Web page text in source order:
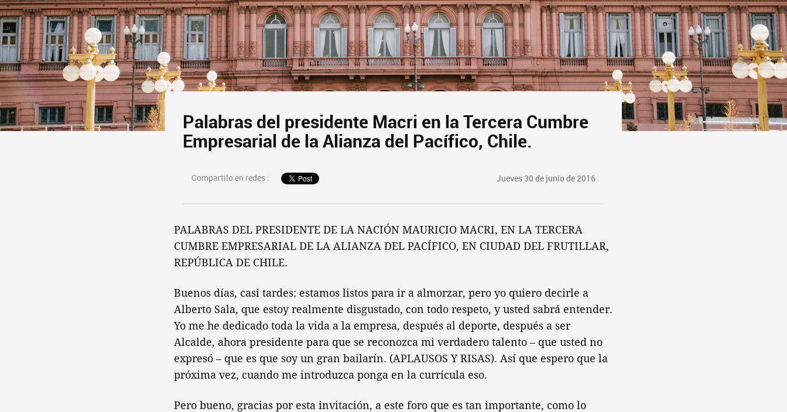
Palabras del presidente Macri en la Tercera Cumbre
Empresarial de la Alianza del Pacífico, Chile.
Compartilo en redes : Jueves 30 de junio de 2016
PALABRAS DEL PRESIDENTE DE LA NACIÓN MAURICIO MACRI, EN LA TERCERA
CUMBRE EMPRESARIAL DE LA ALIANZA DEL PACÍFICO, EN CIUDAD DEL FRUTILLAR,
REPÚBLICA DE CHILE.
Buenos días, casi tardes: estamos listos para ir a almorzar, pero yo quiero decirle a
Alberto Sala, que estoy realmente disgustado, con todo respeto, y usted sabrá entender.
Yo me he dedicado toda la vida a la empresa, después al deporte, después a ser
Alcalde, ahora presidente para que se reconozca mi verdadero talento – que usted no
expresó – que es que soy un gran bailarín. (APLAUSOS Y RISAS). Así que espero que la
próxima vez, cuando me introduzca ponga en la currícula eso.
Pero bueno, gracias por esta invitación, a este foro que es tan importante, como lo